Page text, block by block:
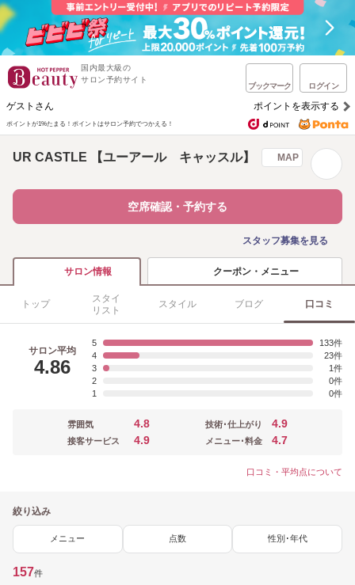
国内最大級の
サロン予約サイト
ブックマーク ログイン
ゲストさん ポイントを表示する
ポイントが1%たまる！ ポイントはサロン予約でつかえる！
UR CASTLE 【ユーアール キャッスル】 MAP
空席確認・予約する
スタッフ募集を見る
サロン情報 クーポン・メニュー
トップ
スタイ
リスト
スタイル ブログ 口コミ
サロン平均
4.86
5
133
4
23
3
1
2
0
1
0
雰囲気 4.8
接客サービス 4.9
技術･仕上がり 4.9
メニュー･料金 4.7
口コミ・平均点について
絞り込み
メニュー 点数 性別･年代
157件